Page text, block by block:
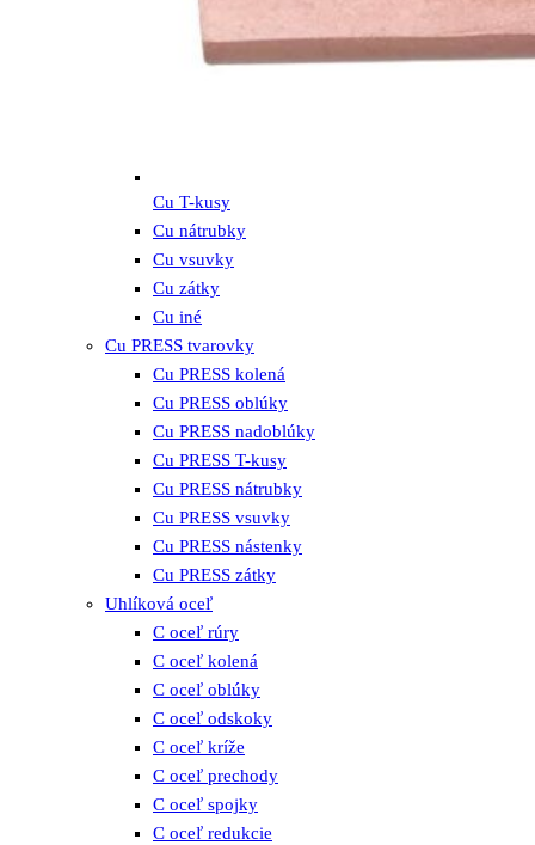
Cu T-kusy
Cu nátrubky
Cu vsuvky
Cu zátky
Cu iné
Cu PRESS tvarovky
Cu PRESS kolená
Cu PRESS oblúky
Cu PRESS nadoblúky
Cu PRESS T-kusy
Cu PRESS nátrubky
Cu PRESS vsuvky
Cu PRESS nástenky
Cu PRESS zátky
Uhlíková oceľ
C oceľ rúry
C oceľ kolená
C oceľ oblúky
C oceľ odskoky
C oceľ kríže
C oceľ prechody
C oceľ spojky
C oceľ redukcie